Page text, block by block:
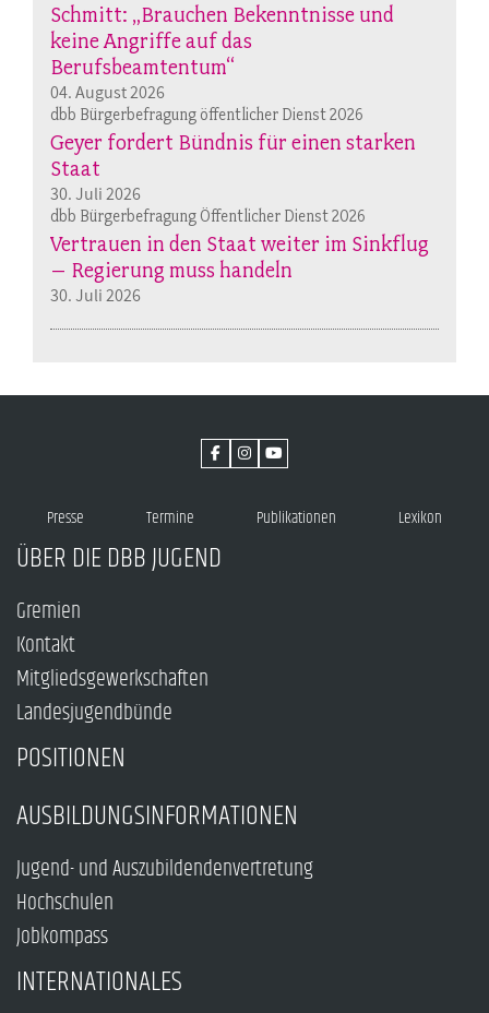
Schmitt: „Brauchen Bekenntnisse und
keine Angriffe auf das
Berufsbeamtentum“
04. August 2026
dbb Bürgerbefragung öffentlicher Dienst 2026
Geyer fordert Bündnis für einen starken
Staat
30. Juli 2026
dbb Bürgerbefragung Öffentlicher Dienst 2026
Vertrauen in den Staat weiter im Sinkflug
– Regierung muss handeln
30. Juli 2026
Presse Termine Publikationen Lexikon
ÜBER DIE DBB JUGEND
Gremien
Kontakt
Mitgliedsgewerkschaften
Landesjugendbünde
POSITIONEN
AUSBILDUNGSINFORMATIONEN
Jugend- und Auszubildendenvertretung
Hochschulen
Jobkompass
INTERNATIONALES